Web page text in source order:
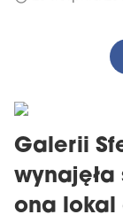
Galerii
wynajęła
ona lokal